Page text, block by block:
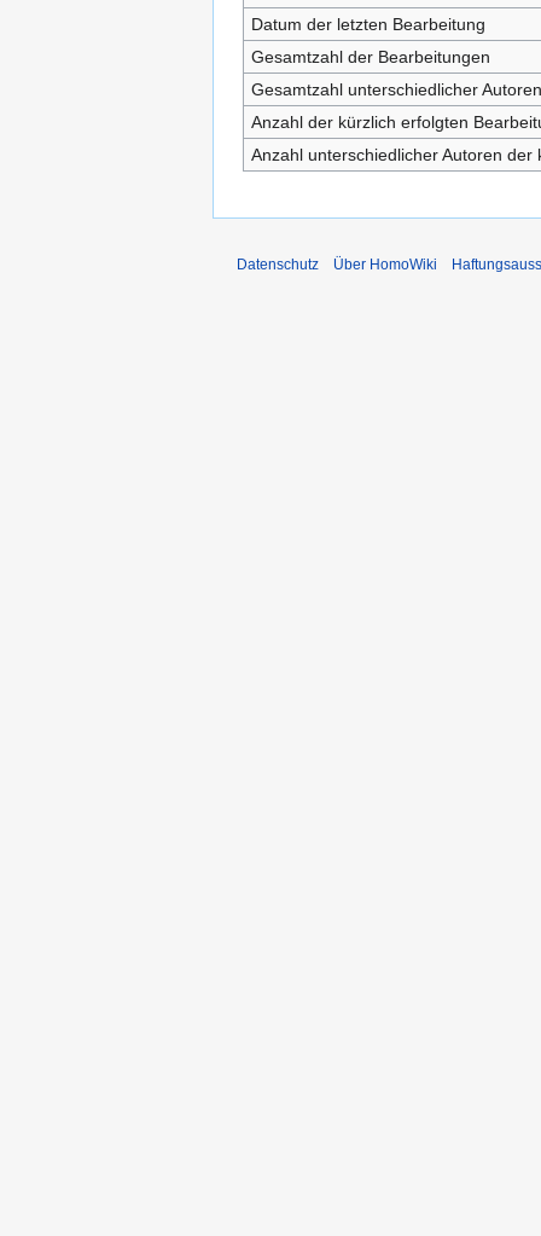
Datum der letzten Bearbeitung
Gesamtzahl der Bearbeitungen
Gesamtzahl unterschiedlicher Autoren
Anzahl der kürzlich erfolgten
Anzahl unterschiedlicher Autoren
Datenschutz Über HomoWiki